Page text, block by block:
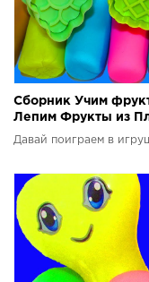
Сборник Учим
Лепим Фрукты из
видео
Давай поиграем в